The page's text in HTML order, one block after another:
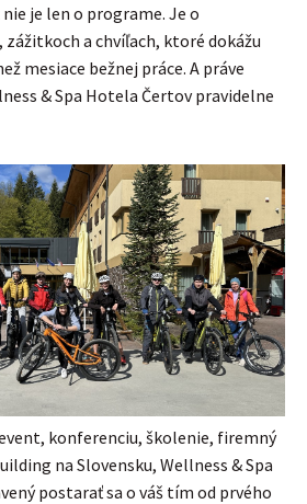
je len o programe. Je o
a chvíľach, ktoré dokážu
mesiace bežnej práce. A práve
& Spa Hotela Čertov pravidelne
konferenciu, školenie, firemný
na Slovensku, Wellness & Spa
postarať sa o váš tím od prvého